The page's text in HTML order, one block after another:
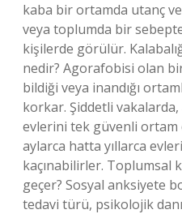
kaba bir ortamda utanç
veya toplumda bir
kişilerde görülür.
nedir? Agorafobisi olan
bildiği veya inandığı
korkar. Şiddetli
evlerini tek güvenli
aylarca hatta yıllarca
kaçınabilirler. Toplumsal
geçer? Sosyal anksiyete
tedavi türü, psikolojik